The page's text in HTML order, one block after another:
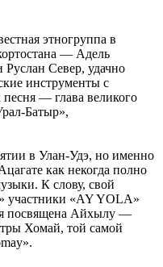
этногруппа в
— Адель
Север, удачно
инструменты с
— глава великого
Батыр»,
в Улан-Удэ, но именно
как некогда полно
К слову, свой
участники «AY YOLA»
посвящена Айхылу —
Хомай, той самой